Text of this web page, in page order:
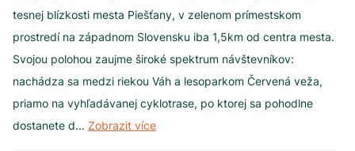
tesnej blízkosti mesta Piešťany, v zelenom prímestskom
prostredí na západnom Slovensku iba 1,5km od centra mesta.
Svojou polohou zaujme široké spektrum návštevníkov:
nachádza sa medzi riekou Váh a lesoparkom Červená veža,
priamo na vyhľadávanej cyklotrase, po ktorej sa pohodlne
dostanete d... Zobrazit více